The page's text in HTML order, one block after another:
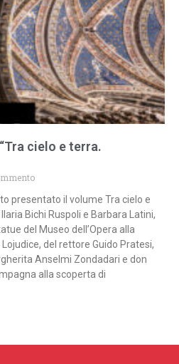
cielo e terra.
presentato il volume Tra cielo e
Bichi Ruspoli e Barbara Latini,
del Museo dell’Opera alla
del rettore Guido Pratesi,
Anselmi Zondadari e don
alla scoperta di